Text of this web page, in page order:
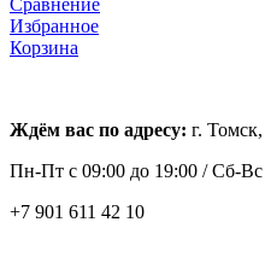
Сравнение
Избранное
Корзина
Ждём вас по адресу: г.
Пн-Пт с 09:00 до 19:00 /Сб-Вс
+7 901 611 42 10